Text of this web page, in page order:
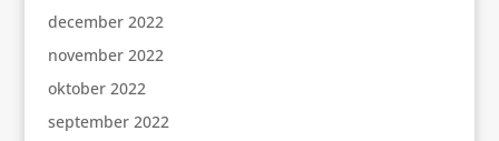
december 2022
november 2022
oktober 2022
september 2022